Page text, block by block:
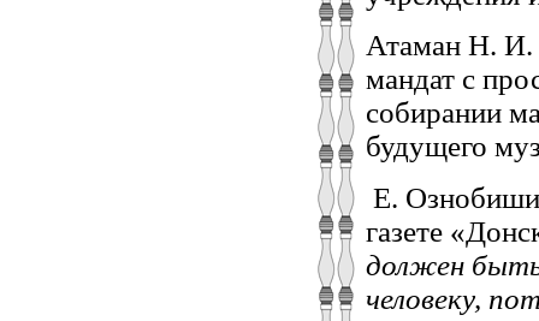
Атаман Н.
мандат с
собирании
будущего
Е.
газете
должен
человеку,